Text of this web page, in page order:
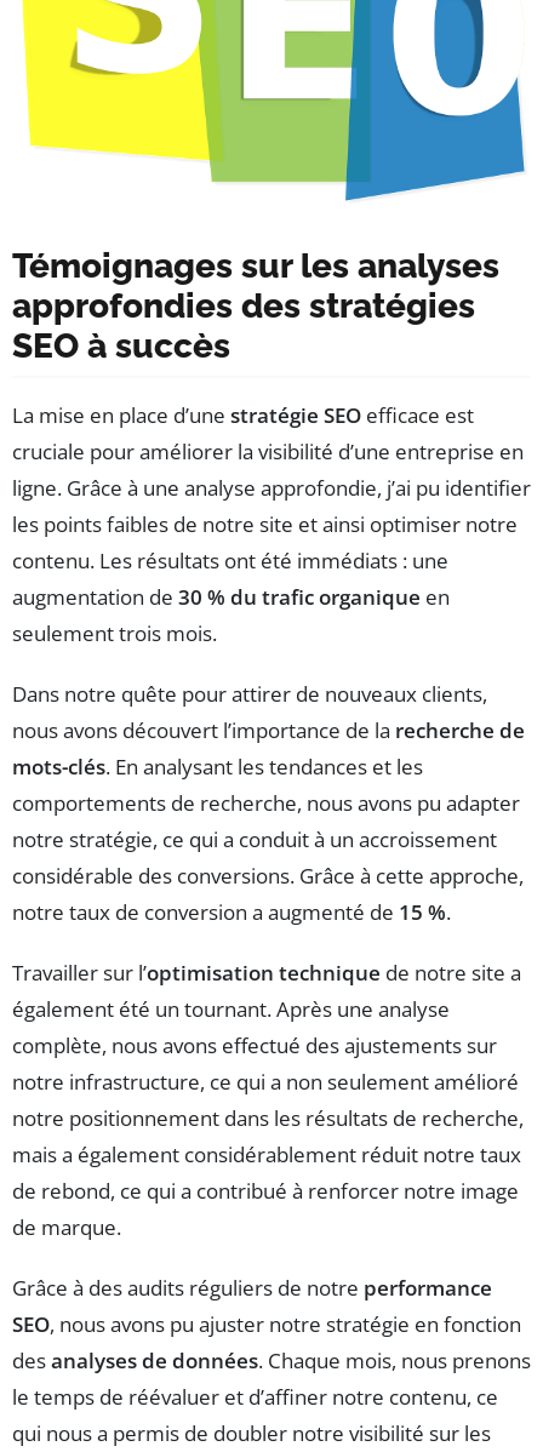
Témoignages sur les analyses
approfondies des stratégies
SEO à succès
La mise en place d’une stratégie SEO efficace est
cruciale pour améliorer la visibilité d’une entreprise en
ligne. Grâce à une analyse approfondie, j’ai pu identifier
les points faibles de notre site et ainsi optimiser notre
contenu. Les résultats ont été immédiats : une
augmentation de 30 % du trafic organique en
seulement trois mois.
Dans notre quête pour attirer de nouveaux clients,
nous avons découvert l’importance de la recherche de
mots-clés. En analysant les tendances et les
comportements de recherche, nous avons pu adapter
notre stratégie, ce qui a conduit à un accroissement
considérable des conversions. Grâce à cette approche,
notre taux de conversion a augmenté de 15 %.
Travailler sur l’optimisation technique de notre site a
également été un tournant. Après une analyse
complète, nous avons effectué des ajustements sur
notre infrastructure, ce qui a non seulement amélioré
notre positionnement dans les résultats de recherche,
mais a également considérablement réduit notre taux
de rebond, ce qui a contribué à renforcer notre image
de marque.
Grâce à des audits réguliers de notre performance
SEO, nous avons pu ajuster notre stratégie en fonction
desanalyses de données. Chaque mois, nous prenons
le temps de réévaluer et d’affiner notre contenu, ce
qui nous a permis de doubler notre visibilité sur les